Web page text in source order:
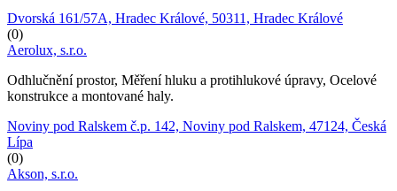
Dvorská 161/57A, Hradec Králové, 50311, Hradec Králové
(0)
Aerolux, s.r.o.
Odhlučnění prostor, Měření hluku a protihlukové úpravy, Ocelové
konstrukce a montované haly.
Noviny pod Ralskem č.p. 142, Noviny pod Ralskem, 47124, Česká
Lípa
(0)
Akson, s.r.o.